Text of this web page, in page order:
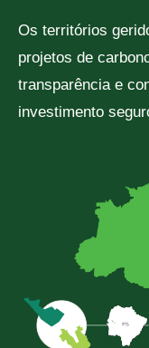
Os territórios
projetos de
transparência e
investimento